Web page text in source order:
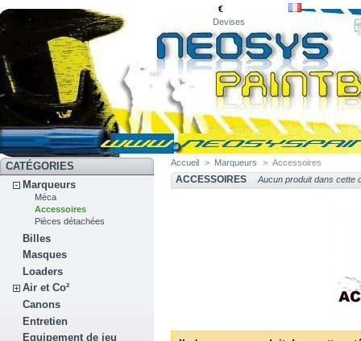
€
Devises
CATÉGORIES
Marqueurs
Méca
Accessoires
Pièces détachées
Billes
Masques
Loaders
Air et Co²
Canons
Entretien
Equipement de jeu
Accueil > Marqueurs > Accessoires
ACCESSOIRES Aucun produit dans cette